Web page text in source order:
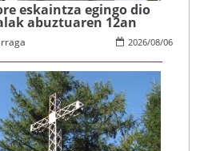
eskaintza egingo dio
abuztuaren 12an
2026/08/06